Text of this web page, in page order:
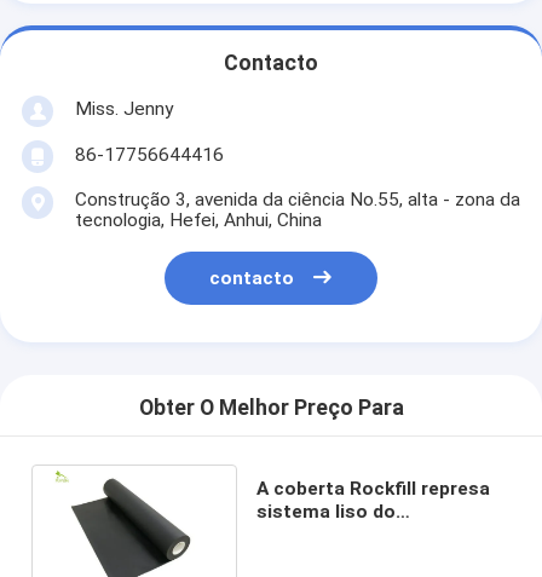
Contacto
Miss. Jenny
86-17756644416
Construção 3, avenida da ciência No.55, alta - zona da
tecnologia, Hefei, Anhui, China
contacto
Obter O Melhor Preço Para
A coberta Rockfill represa
sistema liso do